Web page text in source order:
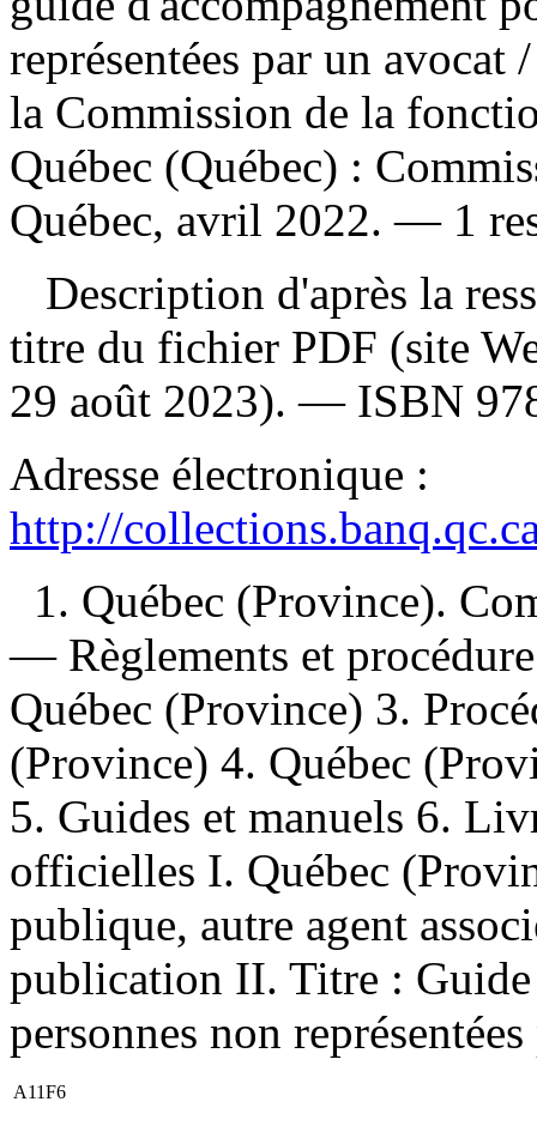
représentées par un avocat
la Commission de la
Québec (Québec) :
Québec, avril 2022. — 1
Description d'après la
titre du fichier PDF (site
29 août 2023). — ISBN
Adresse électronique :
http://
1. Québec (Province).
— Règlements et
Québec (Province) 3.
(Province) 4. Québec
5. Guides et manuels 6.
officielles I. Québec
publique, autre agent
publication II. Titre : Guide
personnes non
A11F6